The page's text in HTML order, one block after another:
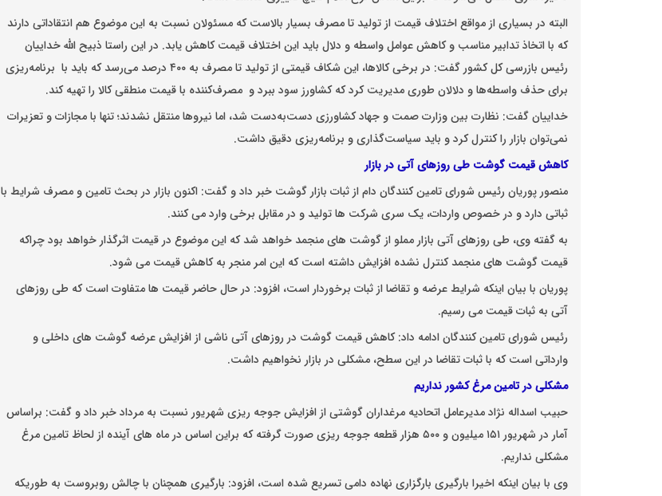
البته در بسیاری از مواقع اختلاف قیمت از تولید تا مصرف بسیار بالاست که مسئولان نسبت به این موضوع هم انتقاداتی دارند
که با اتخاذ تدابیر مناسب و کاهش عوامل واسطه و دلال باید این اختلاف قیمت کاهش یابد. در این راستا ذبیح اللّه خداییان
رئیس بازرسی کل کشور گفت: در برخی کالاها، این شکاف قیمتی از تولید تا مصرف به ۴۰۰ درصد می‌رسد که باید با برنامه‌ریزی
برای حذف واسطه‌ها و دلالان طوری مدیریت کرد که کشاورز سود ببرد و مصرف‌کننده با قیمت منطقی کالا را تهیه کند.
خداییان گفت: نظارت بین وزارت صمت و جهاد کشاورزی دست‌به‌دست شد، اما نیروها منتقل نشدند؛ تنها با مجازات و تعزیرات
نمی‌توان بازار را کنترل کرد و باید سیاست‌گذاری و برنامه‌ریزی دقیق داشت.
کاهش قیمت گوشت طی روزهای آتی در بازار
منصور پوریان رئیس شورای تامین کنندگان دام از ثبات بازار گوشت خبر داد و گفت: اکنون بازار در بحث تامین و مصرف شرایط با
ثباتی دارد و در خصوص واردات، یک سری شرکت ها تولید و در مقابل برخی وارد می کنند.
به گفته وی، طی روزهای آتی بازار مملو از گوشت های منجمد خواهد شد که این موضوع در قیمت اثرگذار خواهد بود چراکه
قیمت گوشت های منجمد کنترل نشده افزایش داشته است که این امر منجر به کاهش قیمت می شود.
پوریان با بیان اینکه شرایط عرضه و تقاضا از ثبات برخوردار است، افزود: در حال حاضر قیمت ها متفاوت است که طی روزهای
آتی به ثبات قیمت می رسیم.
رئیس شورای تامین کنندگان ادامه داد: کاهش قیمت گوشت در روزهای آتی ناشی از افزایش عرضه گوشت های داخلی و
وارداتی است که با ثبات تقاضا در این سطح، مشکلی در بازار نخواهیم داشت.
مشکلی در تامین مرغ کشور نداریم
حبیب اسداله نژاد مدیرعامل اتحادیه مرغداران گوشتی از افزایش جوجه ریزی شهریور نسبت به مرداد خبر داد و گفت: براساس
آمار در شهریور ۱۵۱ میلیون و ۵۰۰ هزار قطعه جوجه ریزی صورت گرفته که براین اساس در ماه های آینده از لحاظ تامین مرغ
مشکلی نداریم.
وی با بیان اینکه اخیرا بارگیری بارگزاری نهاده دامی تسریع شده است، افزود: بارگیری همچنان با چالش روبروست به طوریکه